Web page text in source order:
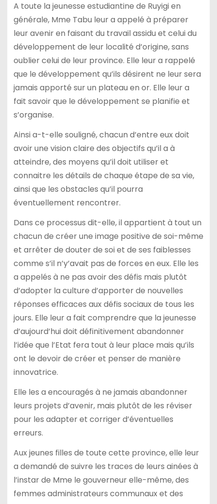
A toute la jeunesse estudiantine de Ruyigi en
générale, Mme Tabu leur a appelé à préparer
leur avenir en faisant du travail assidu et celui du
développement de leur localité d’origine, sans
oublier celui de leur province. Elle leur a rappelé
que le développement qu’ils désirent ne leur sera
jamais apporté sur un plateau en or. Elle leur a
fait savoir que le développement se planifie et
s’organise.
Ainsi a-t-elle souligné, chacun d’entre eux doit
avoir une vision claire des objectifs qu’il a à
atteindre, des moyens qu’il doit utiliser et
connaitre les détails de chaque étape de sa vie,
ainsi que les obstacles qu’il pourra
éventuellement rencontrer.
Dans ce processus dit-elle, il appartient à tout un
chacun de créer une image positive de soi-même
et arrêter de douter de soi et de ses faiblesses
comme s’il n’y’avait pas de forces en eux. Elle les
a appelés à ne pas avoir des défis mais plutôt
d’adopter la culture d’apporter de nouvelles
réponses efficaces aux défis sociaux de tous les
jours. Elle leur a fait comprendre que la jeunesse
d’aujourd’hui doit définitivement abandonner
l’idée que l’Etat fera tout à leur place mais qu’ils
ont le devoir de créer et penser de manière
innovatrice.
Elle les a encouragés à ne jamais abandonner
leurs projets d’avenir, mais plutôt de les réviser
pour les adapter et corriger d’éventuelles
erreurs.
Aux jeunes filles de toute cette province, elle leur
a demandé de suivre les traces de leurs ainées à
l’instar de Mme le gouverneur elle-même, des
femmes administrateurs communaux et des